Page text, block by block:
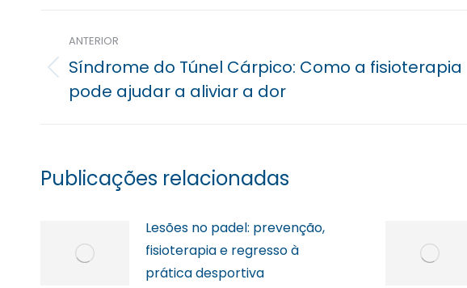
Navegação
posterior
ANTERIOR
Previous
post:
Síndrome do Túnel Cárpico: Como a fisioterapia
pode ajudar a aliviar a dor
Publicações relacionadas
Lesões no padel: prevenção,
fisioterapia e regresso à
prática desportiva